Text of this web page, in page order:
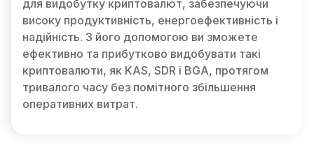
для видобутку криптовалют, забезпечуючи
високу продуктивність, енергоефективність і
надійність. З його допомогою ви зможете
ефективно та прибутково видобувати такі
криптовалюти, як KAS, SDR і BGA, протягом
тривалого часу без помітного збільшення
оперативних витрат.